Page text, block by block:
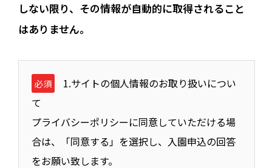
しない限り、その情報が自動的に取得されること
はありません。
必須
1.サイトの個人情報のお取り扱いについ
て
プライバシーポリシーに同意していただける場
合は、「同意する」を選択し、入園申込の回答
をお願い致します。